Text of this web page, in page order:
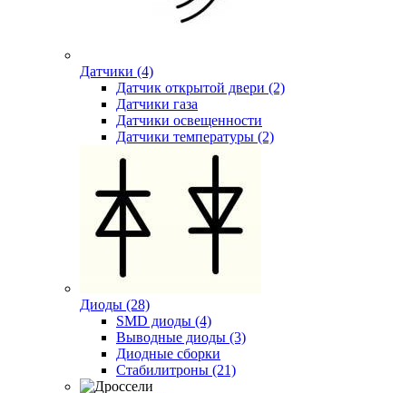
Датчики (4)
Датчик открытой двери (2)
Датчики газа
Датчики освещенности
Датчики температуры (2)
Диоды (28)
SMD диоды (4)
Выводные диоды (3)
Диодные сборки
Стабилитроны (21)